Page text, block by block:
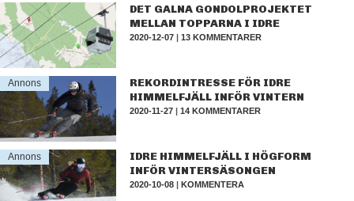
DET GALNA GONDOLPROJEKTET
MELLAN TOPPARNA I IDRE
2020-12-07 |13 KOMMENTARER
Annons
REKORDINTRESSE FÖR IDRE
HIMMELFJÄLL INFÖR VINTERN
2020-11-27 |14 KOMMENTARER
Annons
IDRE HIMMELFJÄLL I HÖGFORM
INFÖR VINTERSÄSONGEN
2020-10-08 |KOMMENTERA